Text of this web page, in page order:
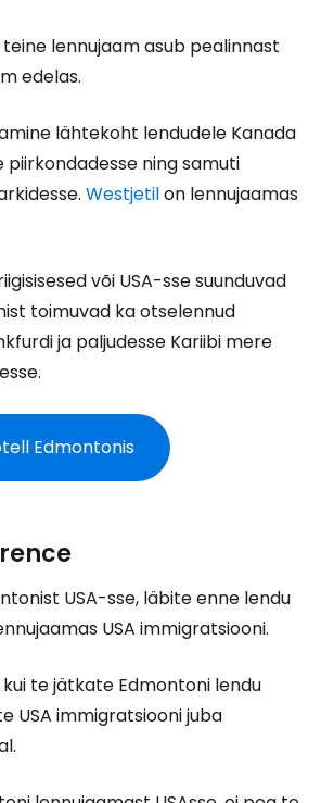
lennujaam asub pealinnast
edelas.
lähtekoht lendudele Kanada
piirkondadesse ning samuti
Westjetilon lennujaamas
või USA-sse suunduvad
toimuvad ka otselennud
ja paljudesse Kariibi mere
Edmontonis
USA-sse, läbite enne lendu
USA immigratsiooni.
kui te jätkate Edmontoni lendu
USA immigratsiooni juba